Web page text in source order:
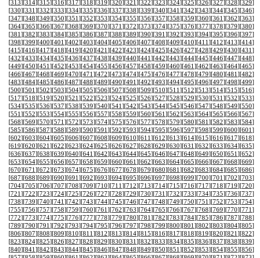
[313][314][315][316][317][318][319][320][321 ][322][323][324][325][326][327][328][329]
[330][331 ][332][333][334][335][336][337][338][339][340][341 ][342][343][344][345][346]
[347][348][349][350][351 ][352][353][354][355][356][357][358][359][360][361 ][362][363]
[364][365][366][367][368][369][370][371 ][372][373][374][375][376][377][378][379][380]
[381 ][382][383][384][385][386][387][388][389][390][391 ][392][393][394][395][396][397]
[398][399][400][401 ][402][403][404][405][406][407][408][409][410][411 ][412][413][414]
[415][416][417][418][419][420][421 ][422][423][424][425][426][427][428][429][430][431 ]
[432][433][434][435][436][437][438][439][440][441 ][442][443][444][445][446][447][448]
[449][450][451 ][452][453][454][455][456][457][458][459][460][461 ][462][463][464][465]
[466][467][468][469][470][471 ][472][473][474][475][476][477][478][479][480][481 ][482]
[483][484][485][486][487][488][489][490][491 ][492][493][494][495][496][497][498][499]
[500][501 ][502][503][504][505][506][507][508][509][510][511 ][512][513][514][515][516]
[517][518][519][520][521 ][522][523][524][525][526][527][528][529][530][531 ][532][533]
[534][535][536][537][538][539][540][541 ][542][543][544][545][546][547][548][549][550]
[551 ][552][553][554][555][556][557][558][559][560][561 ][562][563][564][565][566][567]
[568][569][570][571 ][572][573][574][575][576][577][578][579][580][581 ][582][583][584]
[585][586][587][588][589][590][591 ][592][593][594][595][596][597][598][599][600][601 ]
[602][603][604][605][606][607][608][609][610][611 ][612][613][614][615][616][617][618]
[619][620][621 ][622][623][624][625][626][627][628][629][630][631 ][632][633][634][635]
[636][637][638][639][640][641 ][642][643][644][645][646][647][648][649][650][651 ][652]
[653][654][655][656][657][658][659][660][661 ][662][663][664][665][666][667][668][669]
[670][671 ][672][673][674][675][676][677][678][679][680][681 ][682][683][684][685][686]
[687][688][689][690][691 ][692][693][694][695][696][697][698][699][700][701 ][702][703]
[704][705][706][707][708][709][710][711 ][712][713][714][715][716][717][718][719][720]
[721 ][722][723][724][725][726][727][728][729][730][731 ][732][733][734][735][736][737]
[738][739][740][741 ][742][743][744][745][746][747][748][749][750][751 ][752][753][754]
[755][756][757][758][759][760][761 ][762][763][764][765][766][767][768][769][770][771 ]
[772][773][774][775][776][777][778][779][780][781 ][782][783][784][785][786][787][788]
[789][790][791 ][792][793][794][795][796][797][798][799][800][801 ][802][803][804][805]
[806][807][808][809][810][811 ][812][813][814][815][816][817][818][819][820][821 ][822]
[823][824][825][826][827][828][829][830][831 ][832][833][834][835][836][837][838][839]
[840][841 ][842][843][844][845][846][847][848][849][850][851 ][852][853][854][855][856]